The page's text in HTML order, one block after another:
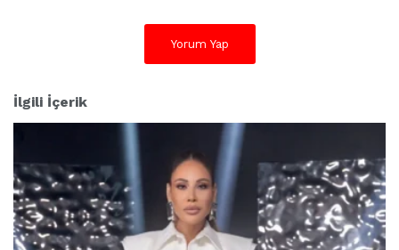
Yorum Yap
İlgili İçerik